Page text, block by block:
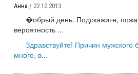
Анна / 22.12.2013
�обрый день. Подскажите,
вероятность ...
Здравствуйте! Причин мужского
много, в...